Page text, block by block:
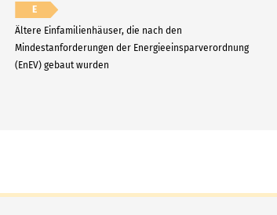
E
Ältere Einfamilienhäuser, die nach den
Mindestanforderungen der Energieeinsparverordnung
(EnEV) gebaut wurden